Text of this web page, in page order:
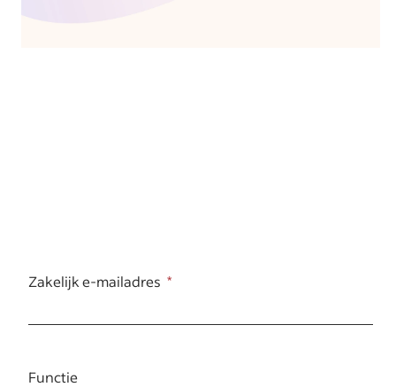
Zakelijk e-mailadres
Functie